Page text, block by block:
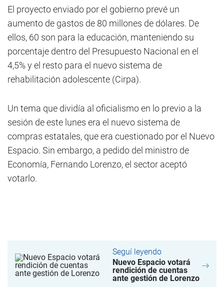
El proyecto enviado por el gobierno prevé un
aumento de gastos de 80 millones de dólares. De
ellos, 60 son para la educación, manteniendo su
porcentaje dentro del Presupuesto Nacional en el
4,5% y el resto para el nuevo sistema de
rehabilitación adolescente (Cirpa).
Un tema que dividía al oficialismo en lo previo a la
sesión de este lunes era el nuevo sistema de
compras estatales, que era cuestionado por el Nuevo
Espacio. Sin embargo, a pedido del ministro de
Economía, Fernando Lorenzo, el sector aceptó
votarlo.
Seguí leyendo
Nuevo Espacio votará
rendición de cuentas
ante gestión de Lorenzo